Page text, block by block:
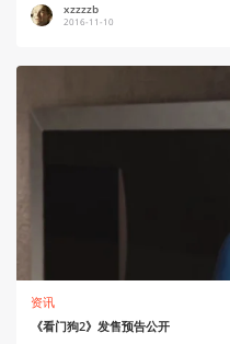
xzzzzb
2016-11-10
资讯
《看门狗2》发售预告公开